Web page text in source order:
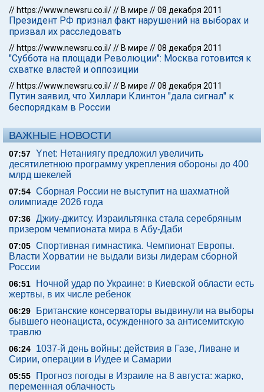
// https://www.newsru.co.il/// В мире //08 декабря 2011
Президент РФ признал факт нарушений на выборах и
призвал их расследовать
// https://www.newsru.co.il/// В мире //08 декабря 2011
"Суббота на площади Революции": Москва готовится к
схватке властей и оппозиции
// https://www.newsru.co.il/// В мире //08 декабря 2011
Путин заявил, что Хиллари Клинтон "дала сигнал" к
беспорядкам в России
ВАЖНЫЕ НОВОСТИ
07:57 Ynet: Нетаниягу предложил увеличить
десятилетнюю программу укрепления обороны до 400
млрд шекелей
07:54 Сборная России не выступит на шахматной
олимпиаде 2026 года
07:36 Джиу-джитсу. Израильтянка стала серебряным
призером чемпионата мира в Абу-Даби
07:05 Спортивная гимнастика. Чемпионат Европы.
Власти Хорватии не выдали визы лидерам сборной
России
06:51
Ночной удар по Украине: в Киевской области есть
жертвы, в их числе ребенок
06:29
Британские консерваторы выдвинули на выборы
бывшего неонациста, осужденного за антисемитскую
травлю
06:24
1037-й день войны: действия в Газе, Ливане и
Сирии, операции в Иудее и Самарии
05:55
Прогноз погоды в Израиле на 8 августа: жарко,
переменная облачность